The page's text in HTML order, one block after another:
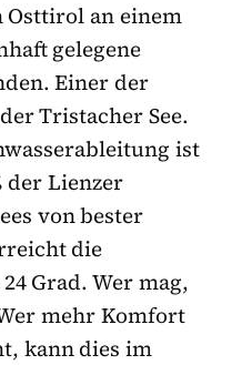
an einem
gelegene
Einer der
Tristacher See.
ist
der Lienzer
von bester
die
Grad. Wer mag,
mehr Komfort
kann dies im